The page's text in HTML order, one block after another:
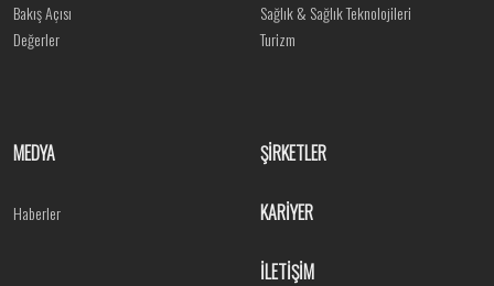
Bakış Açısı
Değerler
Sağlık & Sağlık Teknolojileri
Turizm
MEDYA
Haberler
ŞİRKETLER
KARİYER
İLETİŞİM